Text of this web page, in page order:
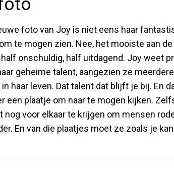
foto van Joy is niet eens haar
te mogen zien. Nee, het mooiste aan
onschuldig, half uitdagend. Joy weet
geheime talent, aangezien ze
haar leven. Dat talent dat blijft je bij. En
een plaatje om naar te mogen kijken.
nog voor elkaar te krijgen om mensen
En van die plaatjes moet ze zoals je